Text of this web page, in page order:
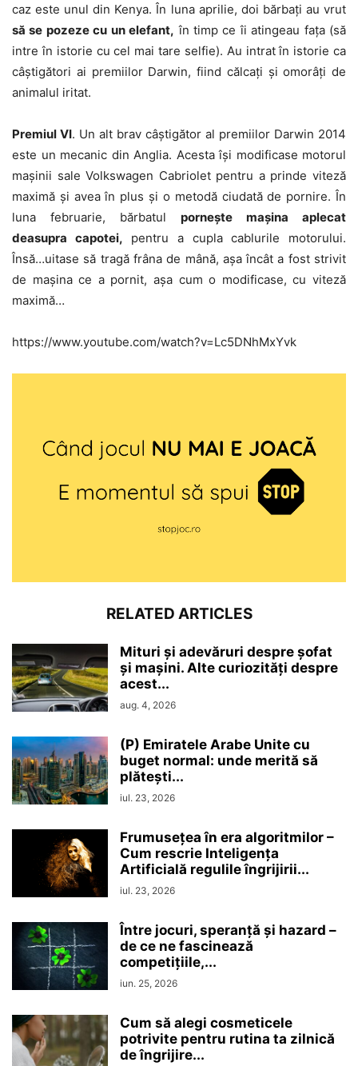
caz este unul din Kenya. În luna aprilie, doi bărbați au vrut
să se pozeze cu un elefant, în timp ce îi atingeau fața (să
intre în istorie cu cel mai tare selfie). Au intrat în istorie ca
câștigători ai premiilor Darwin, fiind călcați și omorâți de
animalul iritat.
Premiul VI. Un alt brav câștigător al premiilor Darwin 2014
este un mecanic din Anglia. Acesta își modificase motorul
mașinii sale Volkswagen Cabriolet pentru a prinde viteză
maximă și avea în plus și o metodă ciudată de pornire. În
luna februarie, bărbatul pornește mașina aplecat
deasupra capotei, pentru a cupla cablurile motorului.
Însă…uitase să tragă frâna de mână, așa încât a fost strivit
de mașina ce a pornit, așa cum o modificase, cu viteză
maximă…
https://www.youtube.com/watch?v=Lc5DNhMxYvk
RELATED ARTICLES
Mituri și adevăruri despre șofat
și mașini. Alte curiozități despre
acest...
aug. 4, 2026
(P) Emiratele Arabe Unite cu
buget normal: unde merită să
plătești...
iul. 23, 2026
Frumusețea în era algoritmilor –
Cum rescrie Inteligența
Artificială regulile îngrijirii...
iul. 23, 2026
Între jocuri, speranță și hazard –
de ce ne fascinează
competițiile,...
iun. 25, 2026
Cum să alegi cosmeticele
potrivite pentru rutina ta zilnică
de îngrijire...